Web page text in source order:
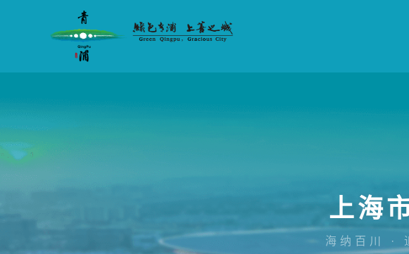
网
上海
海纳百川 ·